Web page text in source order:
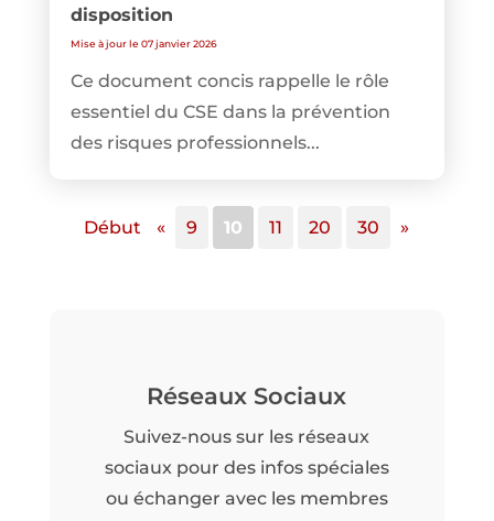
disposition
Mise à jour le 07 janvier 2026
Ce document concis rappelle le rôle
essentiel du CSE dans la prévention
des risques professionnels...
Début « 9 10 11 20 30 »
Réseaux Sociaux
Suivez-nous sur les réseaux
sociaux pour des infos spéciales
ou échanger avec les membres